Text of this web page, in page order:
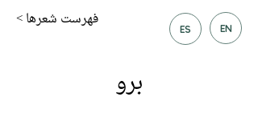
< فهرست شعر‌ها ES EN
برو